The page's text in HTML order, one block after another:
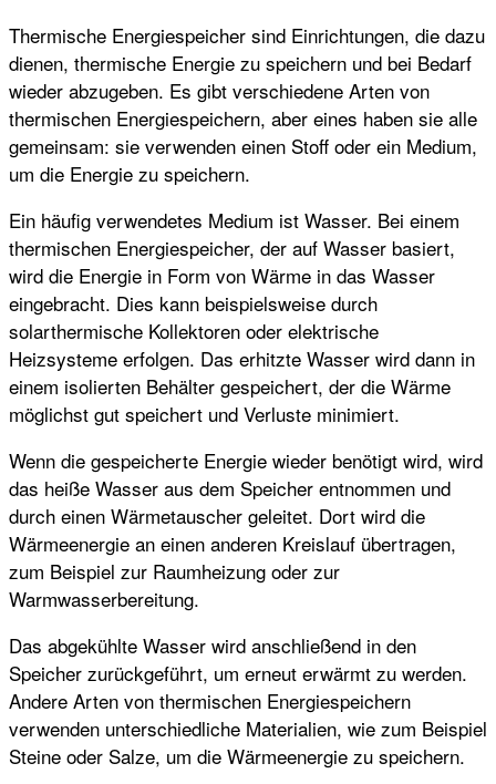
Thermische Energiespeicher sind Einrichtungen, die dazu
dienen, thermische Energie zu speichern und bei Bedarf
wieder abzugeben. Es gibt verschiedene Arten von
thermischen Energiespeichern, aber eines haben sie alle
gemeinsam: sie verwenden einen Stoff oder ein Medium,
um die Energie zu speichern.
Ein häufig verwendetes Medium ist Wasser. Bei einem
thermischen Energiespeicher, der auf Wasser basiert,
wird die Energie in Form von Wärme in das Wasser
eingebracht. Dies kann beispielsweise durch
solarthermische Kollektoren oder elektrische
Heizsysteme erfolgen. Das erhitzte Wasser wird dann in
einem isolierten Behälter gespeichert, der die Wärme
möglichst gut speichert und Verluste minimiert.
Wenn die gespeicherte Energie wieder benötigt wird, wird
das heiße Wasser aus dem Speicher entnommen und
durch einen Wärmetauscher geleitet. Dort wird die
Wärmeenergie an einen anderen Kreislauf übertragen,
zum Beispiel zur Raumheizung oder zur
Warmwasserbereitung.
Das abgekühlte Wasser wird anschließend in den
Speicher zurückgeführt, um erneut erwärmt zu werden.
Andere Arten von thermischen Energiespeichern
verwenden unterschiedliche Materialien, wie zum Beispiel
Steine oder Salze, um die Wärmeenergie zu speichern.